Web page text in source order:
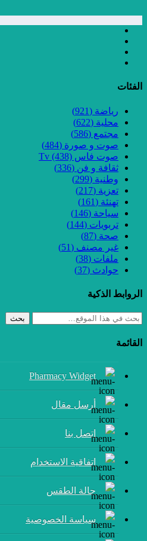
الفئات
رياضة (921)
محلية (622)
مجتمع (586)
صوت و صورة (484)
صوت فاس Tv (438)
ثقافة و فن (336)
وطنية (299)
تعزية (217)
تهنئة (161)
سياحة (146)
تربويات (144)
صحة (87)
غير مصنف (51)
ملفات (38)
حوادث (37)
الروابط الذكية
بحث
القائمة
Pharmacy Widget
أرسل مقال
إتصل بنا
اتفاقية الاستخدام
حالة الطقس
سياسة الخصوصية